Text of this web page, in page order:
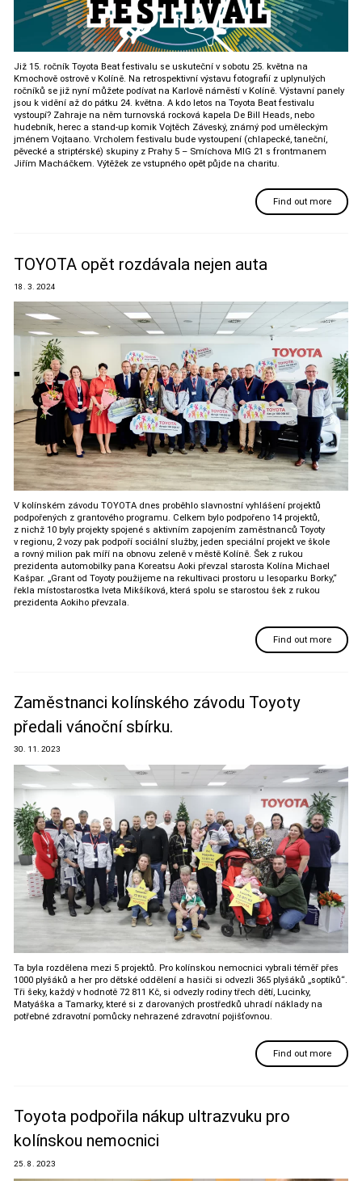
Již 15. ročník Toyota Beat festivalu se uskuteční v sobotu 25. května na
Kmochově ostrově v Kolíně. Na retrospektivní výstavu fotografií z uplynulých
ročníků se již nyní můžete podívat na Karlově náměstí v Kolíně. Výstavní panely
jsou k vidění až do pátku 24. května. A kdo letos na Toyota Beat festivalu
vystoupí? Zahraje na něm turnovská rocková kapela De Bill Heads, nebo
hudebník, herec a stand-up komik Vojtěch Záveský, známý pod uměleckým
jménem Vojtaano. Vrcholem festivalu bude vystoupení (chlapecké, taneční,
pěvecké a striptérské) skupiny z Prahy 5 – Smíchova MIG 21 s frontmanem
Jiřím Macháčkem. Výtěžek ze vstupného opět půjde na charitu.
Find out more
TOYOTA opět rozdávala nejen auta
18. 3. 2024
V kolínském závodu TOYOTA dnes proběhlo slavnostní vyhlášení projektů
podpořených z grantového programu. Celkem bylo podpořeno 14 projektů,
z nichž 10 byly projekty spojené s aktivním zapojením zaměstnanců Toyoty
v regionu, 2 vozy pak podpoří sociální služby, jeden speciální projekt ve škole
a rovný milion pak míří na obnovu zeleně v městě Kolíně. Šek z rukou
prezidenta automobilky pana Koreatsu Aoki převzal starosta Kolína Michael
Kašpar. „Grant od Toyoty použijeme na rekultivaci prostoru u lesoparku Borky,“
řekla místostarostka Iveta Mikšíková, která spolu se starostou šek z rukou
prezidenta Aokiho převzala.
Find out more
Zaměstnanci kolínského závodu Toyoty
předali vánoční sbírku.
30. 11. 2023
Ta byla rozdělena mezi 5 projektů. Pro kolínskou nemocnici vybrali téměř přes
1000 plyšáků a her pro dětské oddělení a hasiči si odvezli 365 plyšáků „soptíků“.
Tři šeky, každý v hodnotě 72 811 Kč, si odvezly rodiny třech dětí, Lucinky,
Matyáška a Tamarky, které si z darovaných prostředků uhradí náklady na
potřebné zdravotní pomůcky nehrazené zdravotní pojišťovnou.
Find out more
Toyota podpořila nákup ultrazvuku pro
kolínskou nemocnici
25. 8. 2023